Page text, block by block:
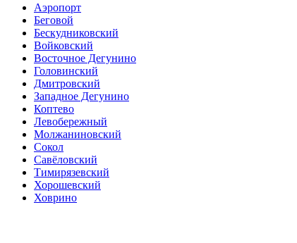
Аэропорт
Беговой
Бескудниковский
Войковский
Восточное Дегунино
Головинский
Дмитровский
Западное Дегунино
Коптево
Левобережный
Молжаниновский
Сокол
Савёловский
Тимирязевский
Хорошевский
Ховрино